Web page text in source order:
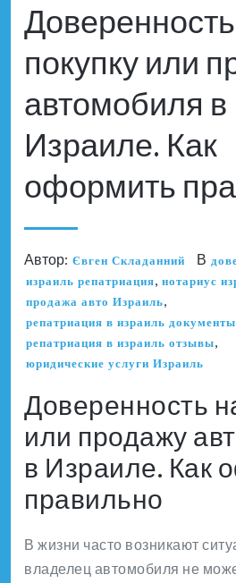
покупку или
автомобиля в
Израиле. Как
оформить
Автор: Євген Складанний В
израиль репатриация, нотариус
продажа авто Израиль,
репатриация в израиль
репатриация в израиль отзывы,
юридические услуги Израиль
Доверенность
или продажу
в Израиле. Как
правильно
В жизни часто возникают
владелец автомобиля не